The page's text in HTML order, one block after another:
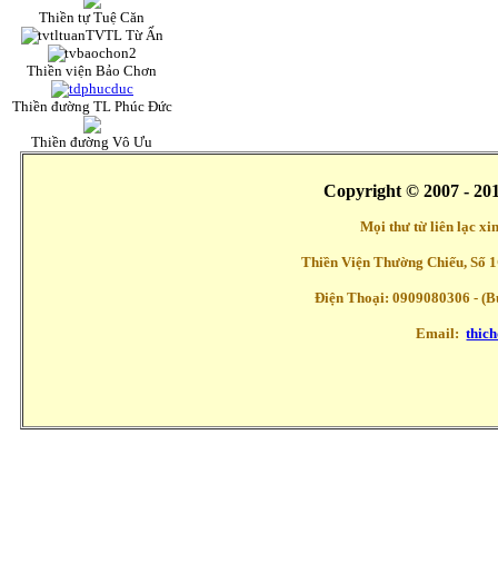
Thiền tự Tuệ Căn
TVTL Từ Ấn
Thiền viện Bảo Chơn
Thiền đường TL Phúc Đức
Thiền đường Vô Ưu
Copyright © 2007 -
Mọi thư từ liên lạc
Thiền Viện Thường Chiếu, Số
Điện Thoại: 0909080306 -
Email: